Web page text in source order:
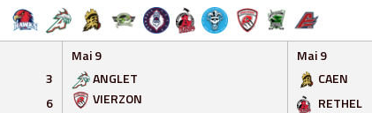
3
6
Mai 9
ANGLET
VIERZON
Mai 9
CAEN
RETHEL